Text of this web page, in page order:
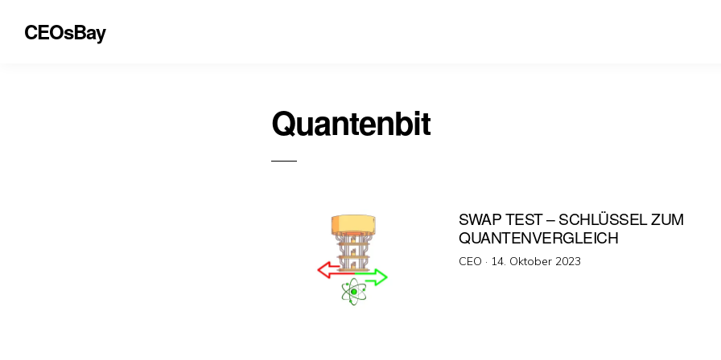
CEOsBay
Quantenbit
SWAP TEST – SCHLÜSSEL ZUM
QUANTENVERGLEICH
CEO · Veröffentlicht
14. Oktober 2023